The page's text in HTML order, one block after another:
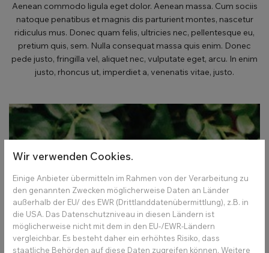
Aenean commodo ligula eget dolor. Aenean massa. Cum sociis
natoque penatibus et magnis dis parturient montes, nascetur
ridiculus mus. Donec quam felis, ultricies nec, pellentesque eu,
pretium quis, sem. Nulla consequat massa quis enim. Donec
pede justo, fringilla vel, aliquet nec, vulputate eget, arcu. In enim
justo, rhoncus ut, imperdiet a, venenatis vitae, justo.
Wir verwenden Cookies.
Einige Anbieter übermitteln im Rahmen von der Verarbeitung zu
den genannten Zwecken möglicherweise Daten an Länder
außerhalb der EU/ des EWR (Drittlanddatenübermittlung), z.B. in
die USA. Das Datenschutzniveau in diesen Ländern ist
möglicherweise nicht mit dem in den EU-/EWR-Ländern
vergleichbar. Es besteht daher ein erhöhtes Risiko, dass
staatliche Behörden auf diese Daten zugreifen können. Weitere